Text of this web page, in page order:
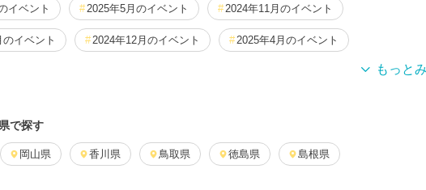
イベント 2025年5月のイベント 2024年11月のイベント
イベント 2024年12月のイベント 2025年4月のイベント
ンウィーク)
・限定メニュー 2026年7月のイベント 2026年5月のイベント
で探す
岡山県 香川県 鳥取県 徳島県 島根県